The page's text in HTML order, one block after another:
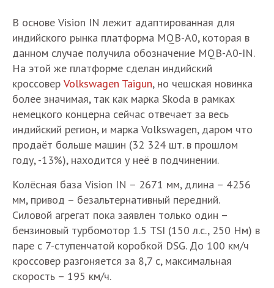
В основе Vision IN лежит адаптированная для
индийского рынка платформа MQB-A0, которая в
данном случае получила обозначение MQB-A0-IN.
На этой же платформе сделан индийский
кроссовер Volkswagen Taigun, но чешская новинка
более значимая, так как марка Skoda в рамках
немецкого концерна сейчас отвечает за весь
индийский регион, и марка Volkswagen, даром что
продаёт больше машин (32 324 шт. в прошлом
году, -13%), находится у неё в подчинении.
Колёсная база Vision IN – 2671 мм, длина – 4256
мм, привод – безальтернативный передний.
Силовой агрегат пока заявлен только один –
бензиновый турбомотор 1.5 TSI (150 л.с., 250 Нм) в
паре с 7-ступенчатой коробкой DSG. До 100 км/ч
кроссовер разгоняется за 8,7 с, максимальная
скорость – 195 км/ч.